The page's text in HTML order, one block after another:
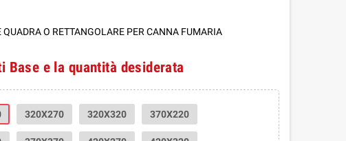
O RETTANGOLARE PER CANNA FUMARIA
Base e la quantità desiderata
320X270 320X320 370X220